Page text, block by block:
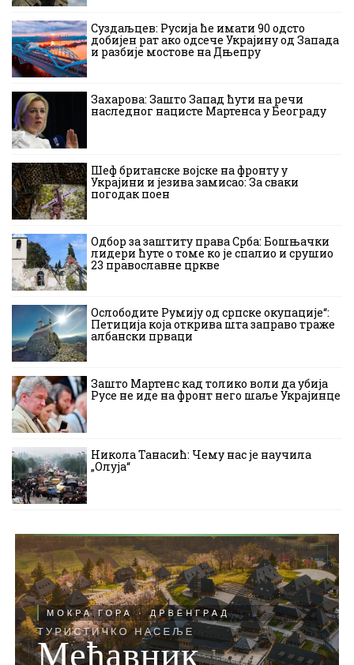
Суздаљцев: Русија ће имати 90 одсто
добијен рат ако одсече Украјину од Запада
и разбије мостове на Дњепру
Захарова: Зашто Запад ћути на речи
наследног нацисте Мартенса у Београду
Шеф британске војске на фронту у
Украјини и језива замисао: За сваки
погодак поен
Одбор за заштиту права Срба: Бошњачки
лидери ћуте о томе ко је спалио и срушио
23 православне цркве
Ослободите Румију од српске окупације“:
Петиција која открива шта заправо траже
албански прваци
Зашто Мартенс кад толико воли да убија
Русе не иде на фронт него шаље Украјинце
Никола Танасић: Чему нас је научила
„Олуја“